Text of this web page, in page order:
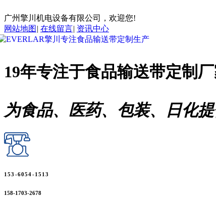
广州擎川机电设备有限公司，欢迎您!
网站地图 | 在线留言| 资讯中心
19年专注于食品输送带定制
为食品、医药、包装、日化
153-6054-1513
158-1703-2678